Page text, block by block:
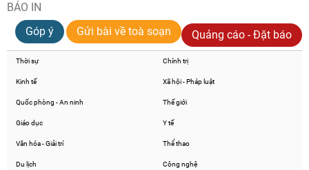
BÁO IN
Góp ý
Gửi bài về toà soạn Quảng cáo - Đặt báo
Thời sự Chính trị
Kinh tế Xã hội - Pháp luật
Quốc phòng - An ninh Thế giới
Giáo dục Y tế
Văn hóa - Giải trí Thể thao
Du lịch Công nghệ